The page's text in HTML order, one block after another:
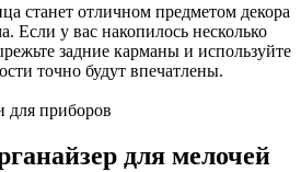
станет отличном предметом декора
Если у вас накопилось несколько
задние карманы и используйте
точно будут впечатлены.
для мелочей